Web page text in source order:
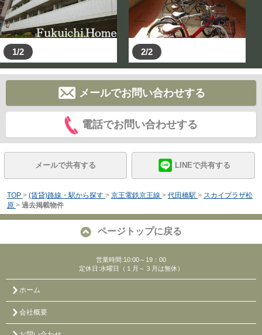
1/2 2/2
メールでお問い合わせする
電話でお問い合わせする
メールで共有する LINEで共有する
TOP > (賃貸)路線・駅から探す > 京王電鉄京王線 > 代田橋駅 > スカイプラザ松
原 > 過去掲載物件
ページトップに戻る
営業時間:10:00～19：00
定休日:水曜日（１月～３月は無休）
ホーム
会社概要